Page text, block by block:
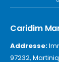
Caridim
Addresse:
97232,